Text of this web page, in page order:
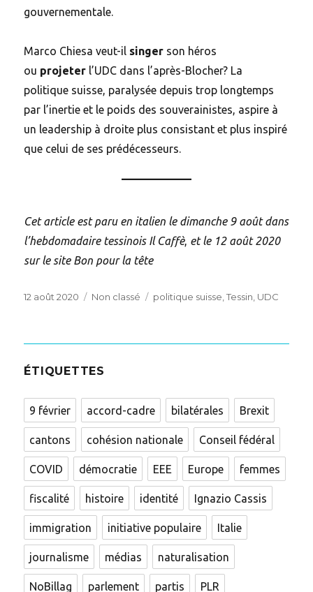
gouvernementale.
Marco Chiesa veut-il singer son héros
ou projeter l’UDC dans l’après-Blocher? La
politique suisse, paralysée depuis trop longtemps
par l’inertie et le poids des souverainistes, aspire à
un leadership à droite plus consistant et plus inspiré
que celui de ses prédécesseurs.
Cet article est paru en italien le dimanche 9 août dans
l’hebdomadaire tessinois Il Caffè, et le 12 août 2020
sur le site Bon pour la tête
Posted
12 août 2020 Categories
Non classé Tags
politique suisse,Tessin, UDC
ÉTIQUETTES
9 février accord-cadre bilatérales Brexit
cantons cohésion nationale Conseil fédéral
COVID démocratie EEE Europe femmes
fiscalité histoire identité Ignazio Cassis
immigration initiative populaire Italie
journalisme médias naturalisation
NoBillag parlement partis PLR